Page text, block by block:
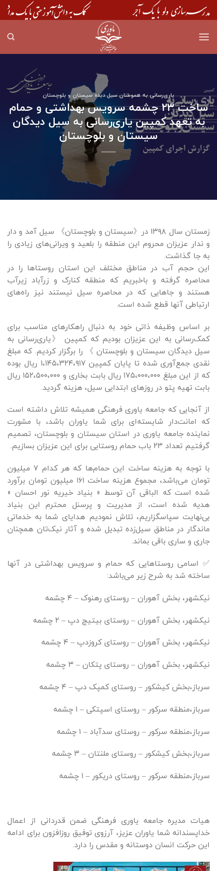
Skip
to
یاری‌رسانی به هموطنان سیل دیده سیستان و بلوچستان
ساخت ۲۳ چشمه سرویس بهداشتی و حمام
به تعهد کمپین یاری‌رسانی به سیل دیدگان
سیستان و بلوچستان
زمستان سال ۱۳۹۸ در《سیستان و بلوچستان》 سیل آمد و دار
و ندار عزیزان محروم این منطقه را بلعید و ویرانی‌های زیادی را
به جا گذاشت.
این حجم آب در مناطق مختلف این استان روستا‌ها را در
محاصره گرفته و باخبریم که منطقه کنارک و زرآباد زیرآب
هستند و جا‌هایی که در محاصره سیل نیستند نیز راه‌های
ارتباطی آنها قطع شده است.
بر اساس وظیفه ذاتی خود به دنبال راهکارهای مناسب برای
کمک‌رسانی به این عزیزان بودیم که کمپین 《یاری‌رسانی به
سیل دیدگان سیستان و بلوچستان 》 را برگزار کردیم. که مبلغ
نقدی جمع‌آوری شده تا پایان کمپین ۱،۱۴۵،۳۲۴،۹۱۷ ریال بوده
که از این مبلغ ۱۷۵،۰۰۰،۰۰۰ ریال بابت بخاری و ۱۵۲،۵۰۰،۰۰۰ ریال
بابت تهیه پتو در روزهای ابتدایی سیل، هزینه گردید.
از آنجایی که جامعه یاوری فرهنگی همیشه تلاش داشته است
که امانت‌دار شایسته‌ای برای شما یاوران باشد، با مشورت
نماینده جامعه یاوری در استان سیستان و بلوچستان، تصمیم
گرفتیم تعداد ۲۳ باب حمام روستایی برای این عزیزان بسازیم.
با توجه به هزینه ساخت این حمام‌ها که هر کدام ۷ میلیون
تومان می‌باشد، مجموع هزینه ساخت ۱۶۱ میلیون تومان برآورد
شده است که الباقی آن توسط « بنیاد خیریه نور احسان »
هدیه شده است، از مدیریت و پرسنل محترم این بنیاد
بی‌نهایت سپاسگزاریم، تلاش نمودیم هدایای شما به خدماتی
ماندگار در مناطق سیل‌زده تبدیل شده و آثار نیک‌تان همچنان
جاری و ساری باقی بماند.
✅ اسامی روستاهايی كه حمام و سرويس بهداشتی در آنها
ساخته شد به شرح زیر می‌باشد:
نیکشهر، بخش آهوران – روستای رهنوک – ۴ چشمه
نیکشهر، بخش آهوران – روستای بیتیج دپ – ۲ چشمه
نیکشهر، بخش آهوران – روستای کروزدپ – ۴ چشمه
نیکشهر، بخش آهوران – روستای پتکان – ۳ چشمه
سرباز،بخش کیشکور – روستای کمپک دپ – ۴ چشمه
سرباز،منطقه سرکور – روستای اسپتکی – ۱ چشمه
سرباز،منطقه سرکور – روستای سدآباد – ۱ چشمه
سرباز،بخش کیشکور – روستای ملنتان – ۳ چشمه
سرباز،منطقه سرکور – روستای دریکور – ۱ چشمه
هیات مدیره جامعه یاوری فرهنگی ضمن قدردانی از اعمال
خداپسندانه شما یاوران عزیز، آرزوی توفیق روزافزون برای ادامه
این حرکت انسان دوستانه و مقدس را دارد.